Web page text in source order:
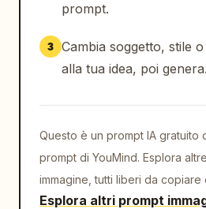
prompt.
3 Cambia soggetto, stile
alla tua idea, poi genera.
Questo è un prompt IA gratuito
prompt di YouMind. Esplora
immagine, tutti liberi da copiare
Esplora altri prompt